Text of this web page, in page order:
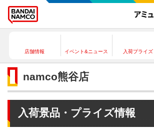
店舗情報 イベント&ニュース 入荷プライズ
namco熊谷店
入荷景品・プライズ情報